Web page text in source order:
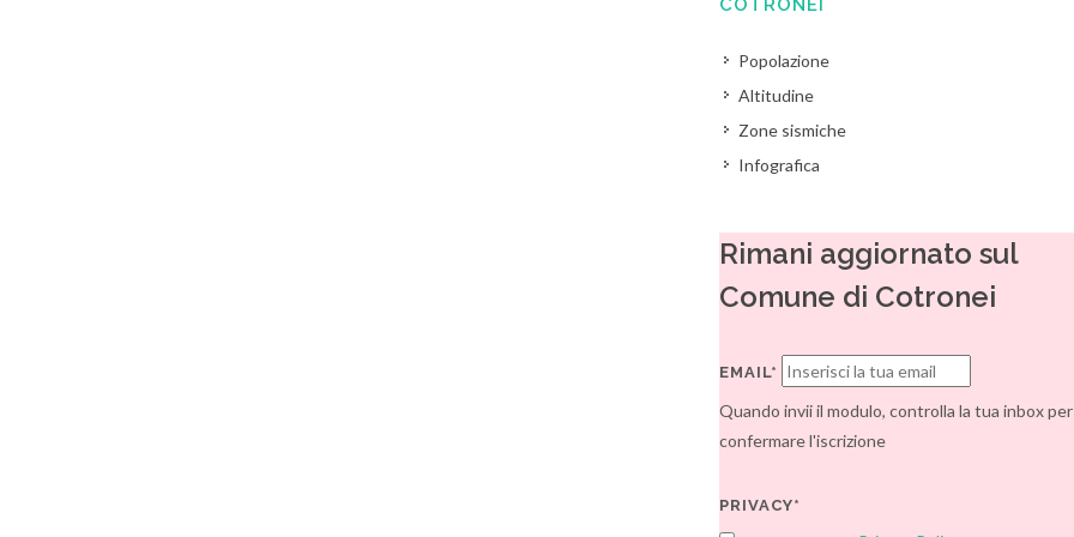
COTRONEI
Popolazione
Altitudine
Zone sismiche
Infografica
Rimani aggiornato sul
Comune di Cotronei
EMAIL*
Quando invii il modulo, controlla la tua inbox per
confermare l'iscrizione
PRIVACY*